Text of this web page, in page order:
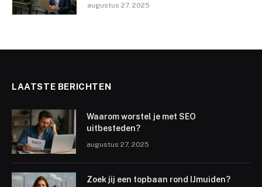
augustus 27, 2025
LAATSTE BERICHTEN
Waarom worstel je met SEO
uitbesteden?
augustus 27, 2025
Zoek jij een topbaan rond IJmuiden?